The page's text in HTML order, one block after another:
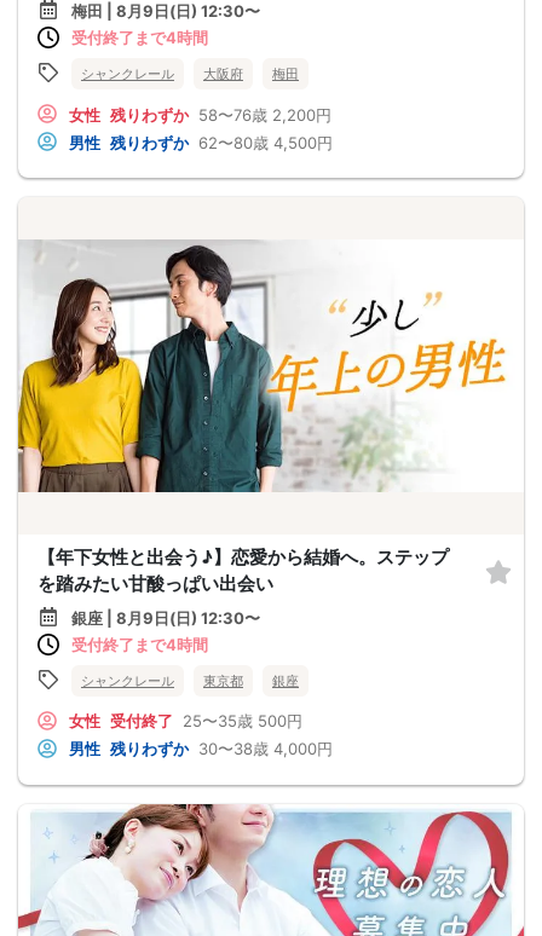
梅田 | 8月9日(日) 12:30〜
受付終了まで4時間
シャンクレール 大阪府 梅田
女性 残りわずか 58〜76歳 2,200円
男性 残りわずか 62〜80歳 4,500円
【年下女性と出会う♪】恋愛から結婚へ。ステップ
を踏みたい甘酸っぱい出会い
銀座 | 8月9日(日) 12:30〜
受付終了まで4時間
シャンクレール 東京都 銀座
女性 受付終了 25〜35歳 500円
男性 残りわずか 30〜38歳 4,000円